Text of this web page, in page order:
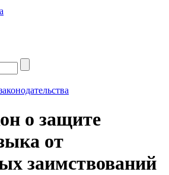
о защите
от
заимствований